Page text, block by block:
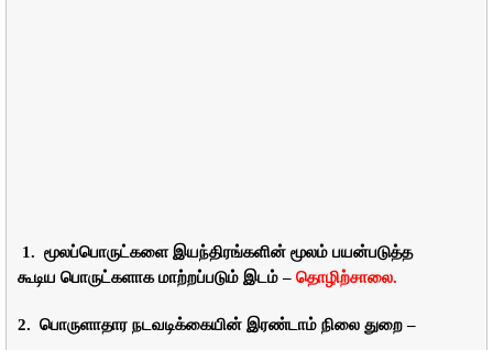
1. மூலப்பொருட்களை இயந்திரங்களின் மூலம் பயன்படுத்த
கூடிய பொருட்களாக மாற்றப்படும் இடம் – தொழிற்சாலை.
2. பொருளாதார நடவடிக்கையின் இரண்டாம் நிலை துறை –